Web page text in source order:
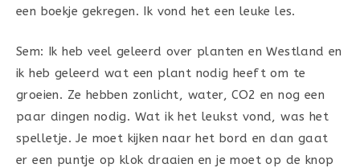
een boekje gekregen. Ik vond het een leuke les.
Sem: Ik heb veel geleerd over planten en Westland en
ik heb geleerd wat een plant nodig heeft om te
groeien. Ze hebben zonlicht, water, CO2 en nog een
paar dingen nodig. Wat ik het leukst vond, was het
spelletje. Je moet kijken naar het bord en dan gaat
er een puntje op klok draaien en je moet op de knop